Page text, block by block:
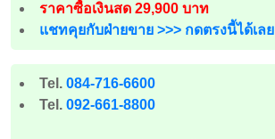
ราคาซื้อเงินสด 29,900 บาท
แชทคุยกับฝ่ายขาย >>> กดตรงนี้ได้เลย
Tel. 084-716-6600
Tel. 092-661-8800